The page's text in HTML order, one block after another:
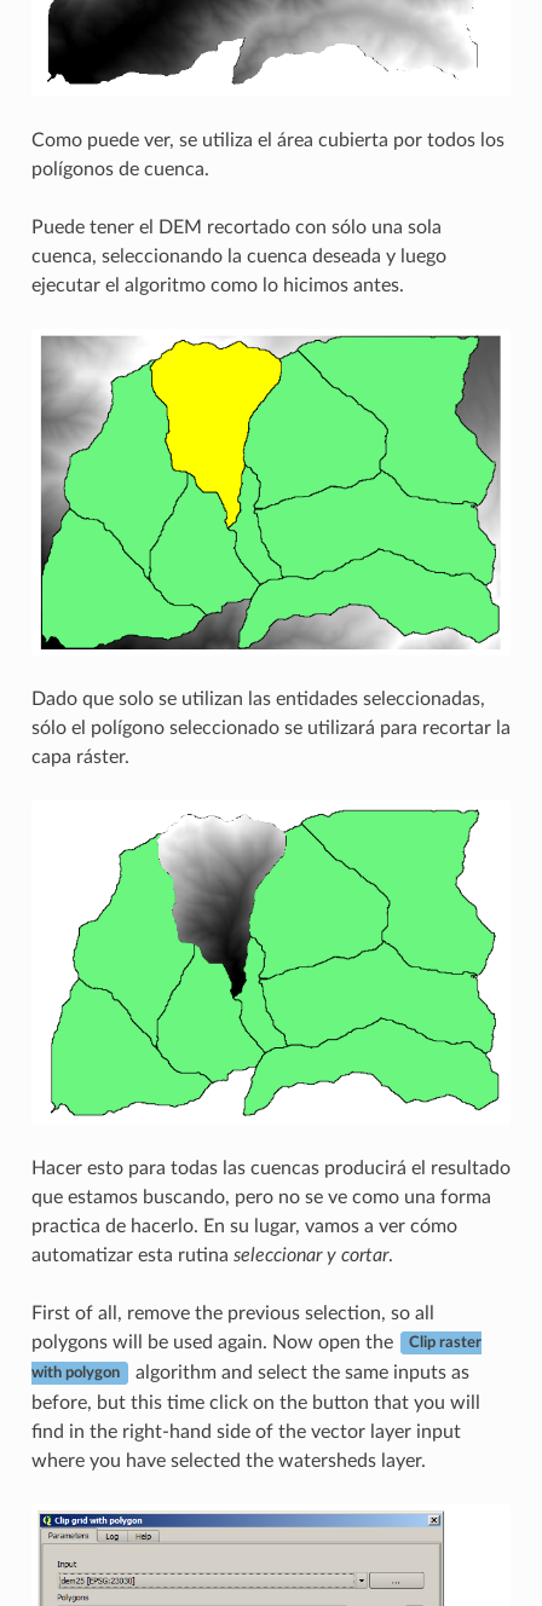
Como puede ver, se utiliza el área cubierta por todos los
polígonos de cuenca.
Puede tener el DEM recortado con sólo una sola
cuenca, seleccionando la cuenca deseada y luego
ejecutar el algoritmo como lo hicimos antes.
Dado que solo se utilizan las entidades seleccionadas,
sólo el polígono seleccionado se utilizará para recortar la
capa ráster.
Hacer esto para todas las cuencas producirá el resultado
que estamos buscando, pero no se ve como una forma
practica de hacerlo. En su lugar, vamos a ver cómo
automatizar esta rutina seleccionar y cortar.
First of all, remove the previous selection, so all
polygons will be used again. Now open the
Clip raster
with polygon
algorithm and select the same inputs as
before, but this time click on the button that you will
find in the right-hand side of the vector layer input
where you have selected the watersheds layer.